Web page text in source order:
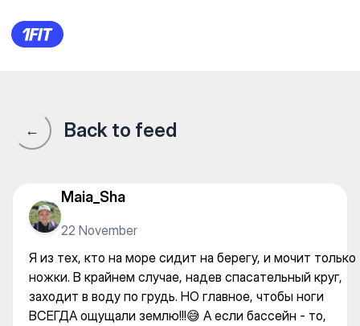
фитнес-клуб "Тастак"
← Back to feed
Maia_Sha
22 November
Я из тех, кто на море сидит на берегу, и мочит только
ножки. В крайнем случае, надев спасательный круг,
заходит в воду по грудь. НО главное, чтобы ноги
ВСЕГДА ощущали землю!!!😅 А если бассейн - то,